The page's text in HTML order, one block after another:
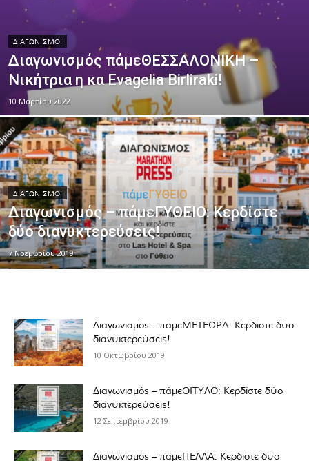
ΔΙΑΓΩΝΙΣΜΟΊ
Διαγωνισμός πάμεΘΕΣΣΑΛΟΝΙΚΗ –
Νικήτρια η κα Evagelia Birliraki!
10 Μαρτίου 2022
ΔΙΑΓΩΝΙΣΜΟΊ
Διαγωνισμός – πάμεΓΥΘΕΙΟ: Κερδίστε
δύο διανυκτερεύσεις!
7 Νοεμβρίου 2019
Διαγωνισμός – πάμεΜΕΤΕΩΡΑ: Κερδίστε δύο
διανυκτερεύσεις!
10 Οκτωβρίου 2019
Διαγωνισμός – πάμεΟΙΤΥΛΟ: Κερδίστε δύο
διανυκτερεύσεις!
12 Σεπτεμβρίου 2019
Διαγωνισμός – πάμεΠΕΛΛΑ: Κερδίστε δύο